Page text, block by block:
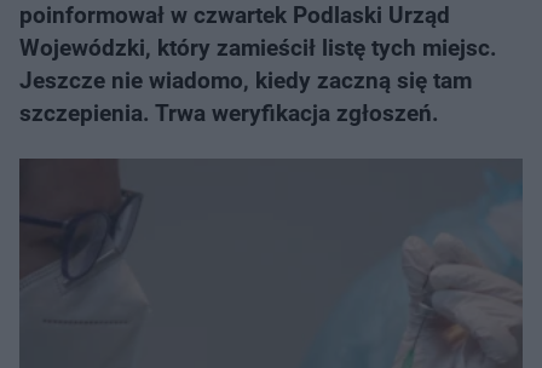
poinformował w czwartek Podlaski Urząd
Wojewódzki, który zamieścił listę tych miejsc.
Jeszcze nie wiadomo, kiedy zaczną się tam
szczepienia. Trwa weryfikacja zgłoszeń.